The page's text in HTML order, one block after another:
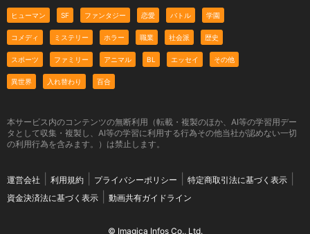
ヒューマン SF ファンタジー 恋愛 バトル 学園
コメディ ミステリー ホラー 職業 社会派 歴史
スポーツ ファミリー アニマル BL エッセイ その他
異世界 入れ替わり 百合
本サービス内のコンテンツの無断利用（転載・複製のほか、AI等の学習用デー
タとして収集・複製し、AI等の学習に利用する行為その他当社が認めない一切
の利用行為を含みます。）は禁止します。
運営会社 利用規約 プライバシーポリシー
特定商取引法に基づく表示
資金決済法に基づく表示
動画共有ガイドライン
© Imagica Infos Co., Ltd.